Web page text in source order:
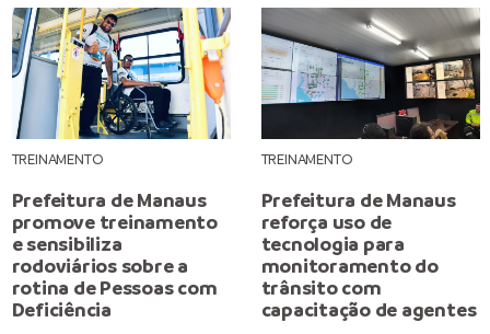
TREINAMENTO
Prefeitura de Manaus
promove treinamento
e sensibiliza
rodoviários sobre a
rotina de Pessoas com
Deficiência
TREINAMENTO
Prefeitura de Manaus
reforça uso de
tecnologia para
monitoramento do
trânsito com
capacitação de agentes